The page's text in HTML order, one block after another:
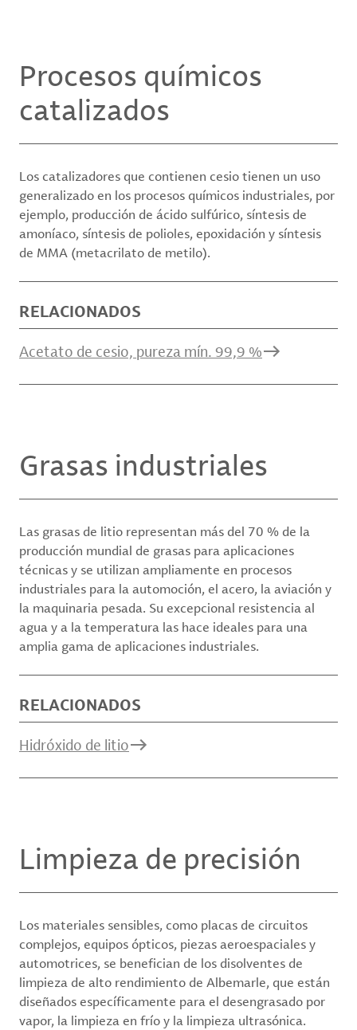
Procesos químicos
catalizados
Los catalizadores que contienen cesio tienen un uso
generalizado en los procesos químicos industriales, por
ejemplo, producción de ácido sulfúrico, síntesis de
amoníaco, síntesis de polioles, epoxidación y síntesis
de MMA (metacrilato de metilo).
RELACIONADOS
Acetato de cesio, pureza mín. 99,9 %
Grasas industriales
Las grasas de litio representan más del 70 % de la
producción mundial de grasas para aplicaciones
técnicas y se utilizan ampliamente en procesos
industriales para la automoción, el acero, la aviación y
la maquinaria pesada. Su excepcional resistencia al
agua y a la temperatura las hace ideales para una
amplia gama de aplicaciones industriales.
RELACIONADOS
Hidróxido de litio
Limpieza de precisión
Los materiales sensibles, como placas de circuitos
complejos, equipos ópticos, piezas aeroespaciales y
automotrices, se benefician de los disolventes de
limpieza de alto rendimiento de Albemarle, que están
diseñados específicamente para el desengrasado por
vapor, la limpieza en frío y la limpieza ultrasónica.